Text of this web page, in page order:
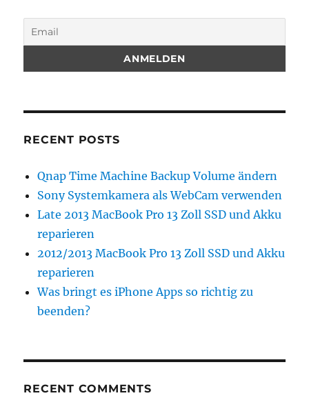
RECENT POSTS
Qnap Time Machine Backup Volume ändern
Sony Systemkamera als WebCam verwenden
Late 2013 MacBook Pro 13 Zoll SSD und Akku
reparieren
2012/2013 MacBook Pro 13 Zoll SSD und Akku
reparieren
Was bringt es iPhone Apps so richtig zu
beenden?
RECENT COMMENTS